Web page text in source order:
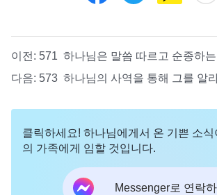
이전: 571 하나님은 말씀 따르고 순종하는
다음: 573 하나님의 사역을 통해 그를 알
클릭하세요! 하나님에게서 온 기쁜 소식
의 가족에게 임할 것입니다.
Messenger로 연락하